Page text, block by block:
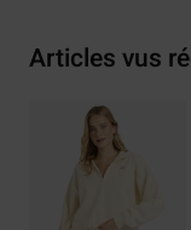
Articles vus